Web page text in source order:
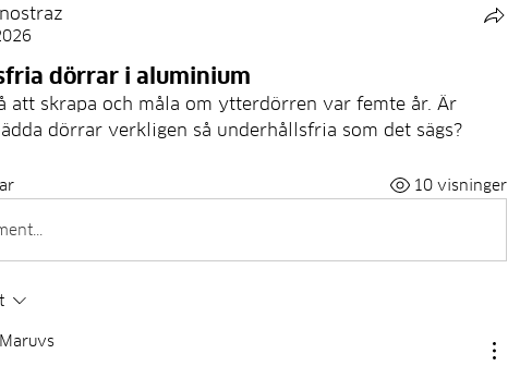
dörrar i aluminium
att skrapa och måla om ytterdörren var femte år. Är
dörrar verkligen så underhållsfria som det sägs?
10 visninger